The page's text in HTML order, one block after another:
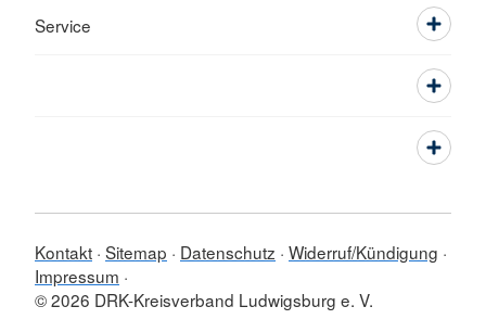
Service
Kontakt Sitemap Datenschutz Widerruf/Kündigung
Impressum
© 2026 DRK-Kreisverband Ludwigsburg e. V.